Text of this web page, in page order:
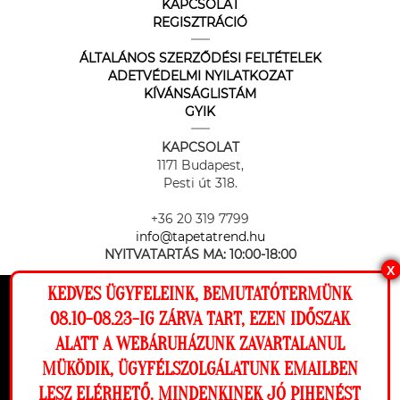
Ez a weboldal cookie-kat használ, hogy a
lehető legjobb élményt nyújtsa honlapunkon.
Beállítások
KAPCSOLAT
REGISZTRÁCIÓ
ÁLTALÁNOS SZERZŐDÉSI FELTÉTELEK
ADETVÉDELMI NYILATKOZAT
KÍVÁNSÁGLISTÁM
GYIK
KAPCSOLAT
1171 Budapest,
Pesti út 318.
+36 20 319 7799
info@tapetatrend.hu
NYITVATARTÁS MA: 10:00-18:00
Az online fizetést a Barion Payment Zrt. biztosítja, MNB engedély
száma: H-EN-I-1064/2013
X
KEDVES ÜGYFELEINK, BEMUTATÓTERMÜNK
08.10-08.23-IG ZÁRVA TART, EZEN IDŐSZAK
ALATT A WEBÁRUHÁZUNK ZAVARTALANUL
MÜKÖDIK, ÜGYFÉLSZOLGÁLATUNK EMAILBEN
LESZ ELÉRHETŐ. MINDENKINEK JÓ PIHENÉST